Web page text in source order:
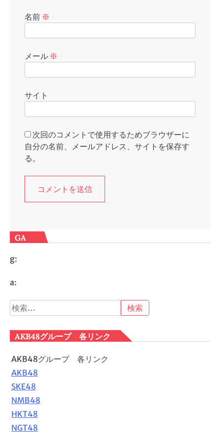
名前 ※
メール ※
サイト
次回のコメントで使用するためブラウザーに
自分の名前、メールアドレス、サイトを保存す
る。
GA
g:
a:
検
索:
AKB48グループ 各リンク
AKB48グループ 各リンク
AKB48
SKE48
NMB48
HKT48
NGT48